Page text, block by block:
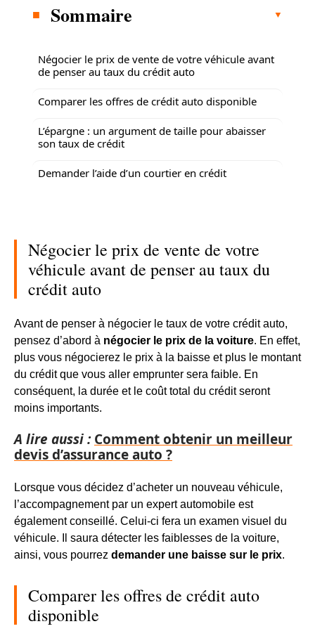
Sommaire
Négocier le prix de vente de votre véhicule avant
de penser au taux du crédit auto
Comparer les offres de crédit auto disponible
L’épargne : un argument de taille pour abaisser
son taux de crédit
Demander l’aide d’un courtier en crédit
Négocier le prix de vente de votre
véhicule avant de penser au taux du
crédit auto
Avant de penser à négocier le taux de votre crédit auto,
pensez d’abord à négocier le prix de la voiture. En effet,
plus vous négocierez le prix à la baisse et plus le montant
du crédit que vous aller emprunter sera faible. En
conséquent, la durée et le coût total du crédit seront
moins importants.
A lire aussi : Comment obtenir un meilleur
devis d’assurance auto ?
Lorsque vous décidez d’acheter un nouveau véhicule,
l’accompagnement par un expert automobile est
égalementconseillé. Celui-ci fera un examen visuel du
véhicule. Il saura détecter les faiblesses de la voiture,
ainsi, vous pourrez demander une baisse sur le prix.
Comparer les offres de crédit auto
disponible